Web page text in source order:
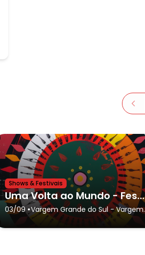
Shows & Festivais
Uma Volta ao Mundo - Festa das Nações - Vargem Grande do Sul
03/09 •Vargem Grande do Sul- Vargem
Grande do Sul